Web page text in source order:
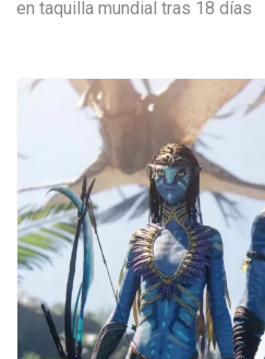
en taquilla mundial tras 18 días